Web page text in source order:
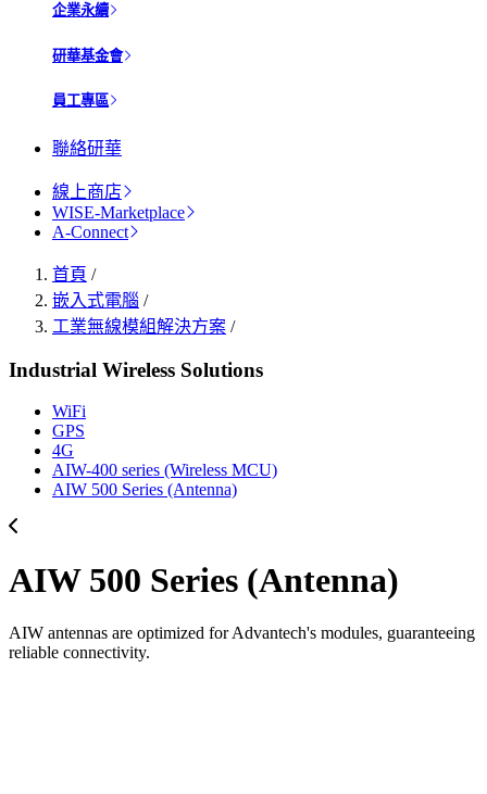
企業永續
研華基金會
員工專區
聯絡研華
線上商店
WISE-Marketplace
A-Connect
首頁 /
嵌入式電腦 /
工業無線模組解決方案 /
Industrial Wireless Solutions
WiFi
GPS
4G
AIW-400 series (Wireless MCU)
AIW 500 Series (Antenna)
AIW 500 Series (Antenna)
AIW antennas are optimized for Advantech's modules, guaranteeing
reliable connectivity.